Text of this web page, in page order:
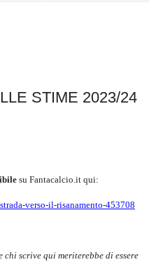
STIME 2023/24
su Fantacalcio.it qui:
verso-il-risanamento-453708
scrive qui meriterebbe di essere